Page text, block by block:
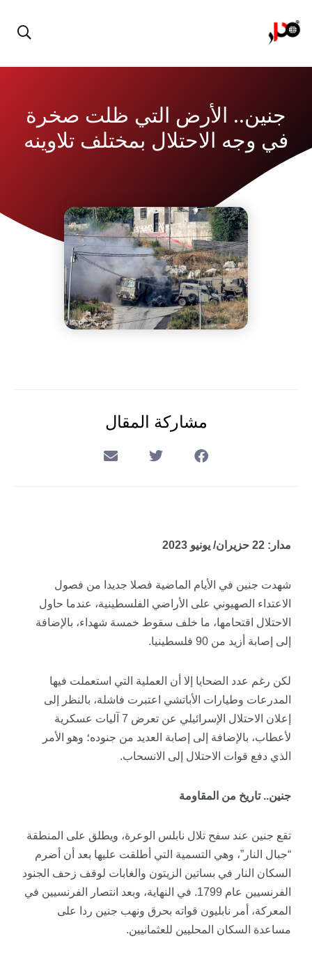
جنين.. الأرض التي ظلت صخرة
في وجه الاحتلال بمختلف تلاوينه
مشاركة المقال
مدار: 22 حزيران/ يونيو 2023
شهدت جنين في الأيام الماضية فصلا جديدا من فصول
الاعتداء الصهيوني على الأراضي الفلسطينية، عندما حاول
الاحتلال اقتحامها، ما خلف سقوط خمسة شهداء، بالإضافة
إلى إصابة أزيد من 90 فلسطينيا.
لكن رغم عدد الضحايا إلا أن العملية التي استعملت فيها
المدرعات وطيارات الأباتشي اعتبرت فاشلة، بالنظر إلى
إعلان الاحتلال الإسرائيلي عن تعرض 7 آليات عسكرية
لأعطاب، بالإضافة إلى إصابة العديد من جنوده؛ وهو الأمر
الذي دفع قوات الاحتلال إلى الانسحاب.
جنين.. تاريخ من المقاومة
تقع جنين عند سفح تلال نابلس الوعرة، ويطلق على المنطقة
“جبال النار”، وهي التسمية التي أطلقت عليها بعد أن أضرم
السكان النار في بساتين الزيتون والغابات لوقف زحف الجنود
الفرنسيين عام 1799. في النهاية، وبعد انتصار الفرنسيين في
المعركة، أمر نابليون قواته بحرق ونهب جنين ردا على
مساعدة السكان المحليين للعثمانيين.